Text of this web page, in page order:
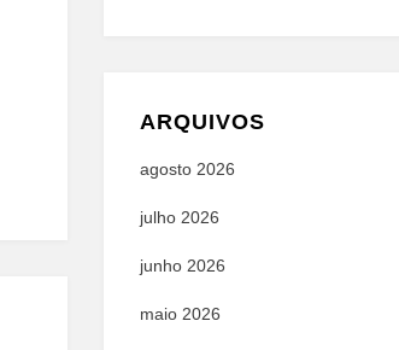
ARQUIVOS
agosto 2026
julho 2026
junho 2026
maio 2026